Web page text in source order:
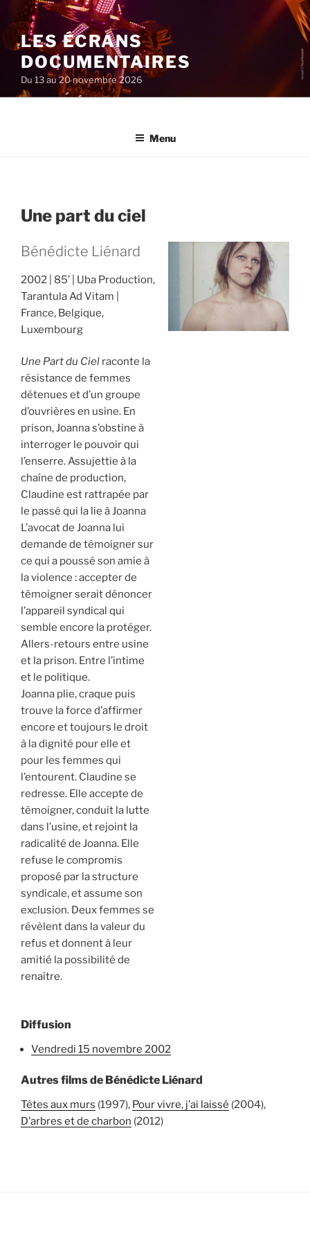
au
contenu
principal
LES ÉCRANS
DOCUMENTAIRES
Du 13 au 20 novembre 2026
Menu
Une part du ciel
Bénédicte Liénard
2002 85’
Uba Production,
Tarantula Ad Vitam
France, Belgique,
Luxembourg
Une Part du Ciel raconte la
résistance de femmes
détenues et d’un groupe
d’ouvrières en usine. En
prison, Joanna s’obstine à
interroger le pouvoir qui
l’enserre. Assujettie à la
chaîne de production,
Claudine est rattrapée par
le passé qui la lie à Joanna
L’avocat de Joanna lui
demande de témoigner sur
ce qui a poussé son amie à
la violence : accepter de
témoigner serait dénoncer
l’appareil syndical qui
semble encore la protéger.
Allers-retours entre usine
et la prison. Entre l’intime
et le politique.
Joanna plie, craque puis
trouve la force d’affirmer
encore et toujours le droit
à la dignité pour elle et
pour les femmes qui
l’entourent. Claudine se
redresse. Elle accepte de
témoigner, conduit la lutte
dans l’usine, et rejoint la
radicalité de Joanna. Elle
refuse le compromis
proposé par la structure
syndicale, et assume son
exclusion. Deux femmes se
révèlent dans la valeur du
refus et donnent à leur
amitié la possibilité de
renaître.
Diffusion
vendredi 15 novembre 2002
Autres films de Bénédicte Liénard
Têtes aux murs (1997), Pour vivre, j’ai laissé (2004),
D’arbres et de charbon (2012)